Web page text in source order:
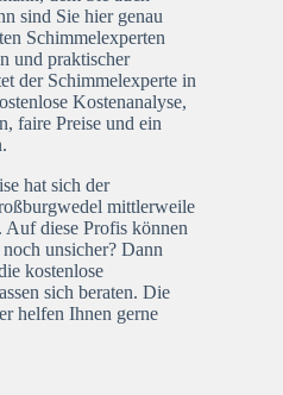
sind Sie hier genau
Schimmelexperten
und praktischer
der Schimmelexperte in
Kostenanalyse,
faire Preise und ein
hat sich der
mittlerweile
Auf diese Profis können
unsicher? Dann
kostenlose
sich beraten. Die
helfen Ihnen gerne